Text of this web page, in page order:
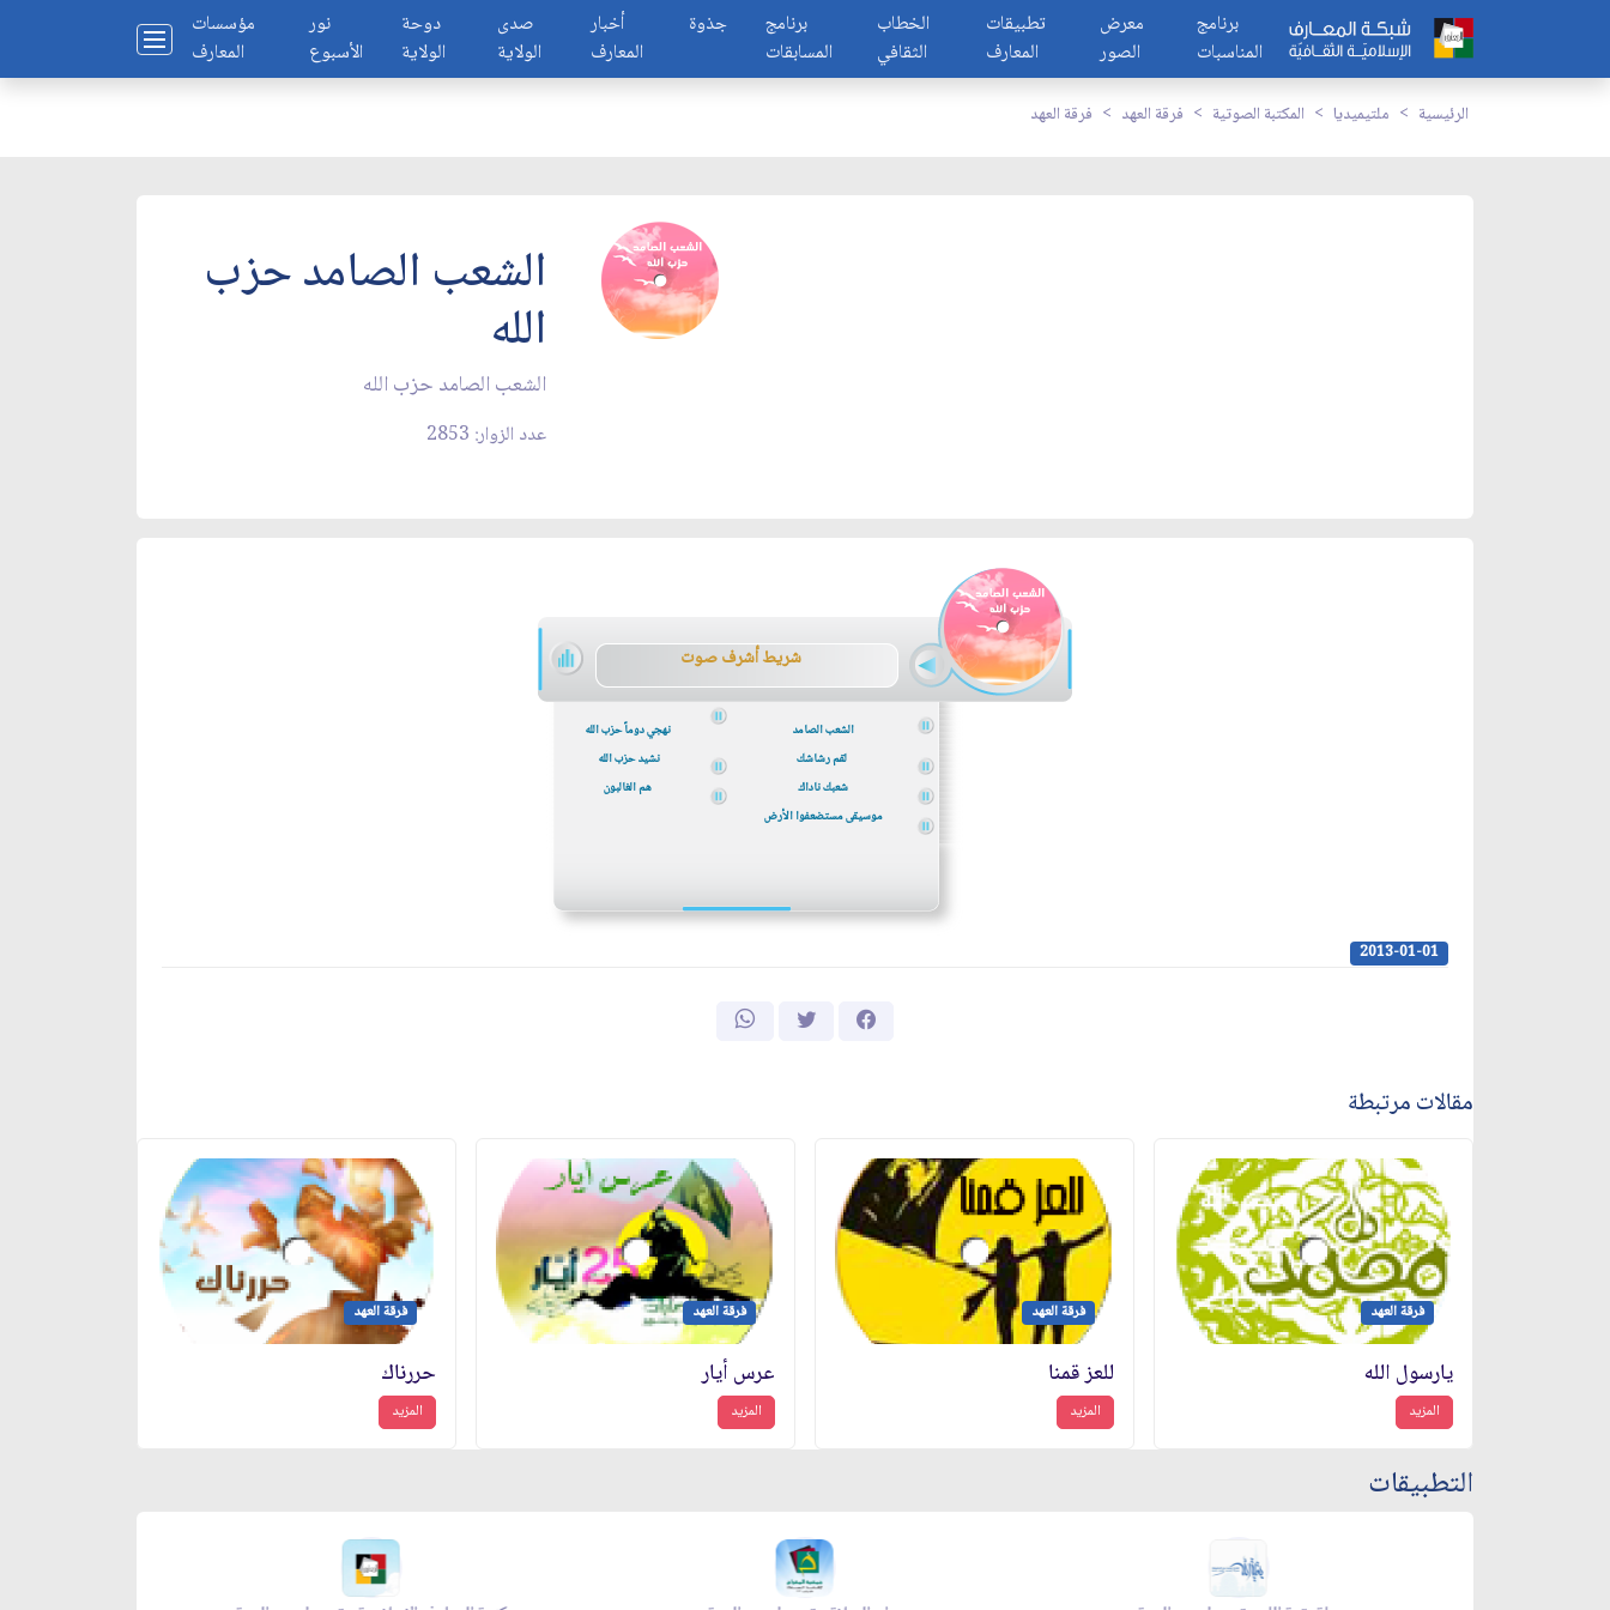
مؤسسات
المعارف
نور
الأسبوع
دوحة
الولاية
صدى
الولاية
أخبار
المعارف
جذوة
برنامج
المسابقات
الخطاب
الثقافي
تطبيقات
المعارف
معرض
الصور
برنامج
المناسبات
الرئيسية ملتيميديا المكتبة الصوتية فرقة العهد فرقة العهد
الشعب الصامد حزب
الله
الشعب الصامد حزب الله
عدد الزوار: 2853
شريط أشرف صوت
نهجي دوماً حزب الله
نشيد حزب الله
هم الغالبون
الشعب الصامد
لقم رشاشك
شعبك ناداك
موسيقى مستضعفوا الأرض
2013-01-01
مقالات مرتبطة
فرقة العهد
يارسول الله
المزيد
فرقة العهد
للعز قمنا
المزيد
فرقة العهد
عرس أيار
المزيد
فرقة العهد
حررناك
المزيد
التطبيقات